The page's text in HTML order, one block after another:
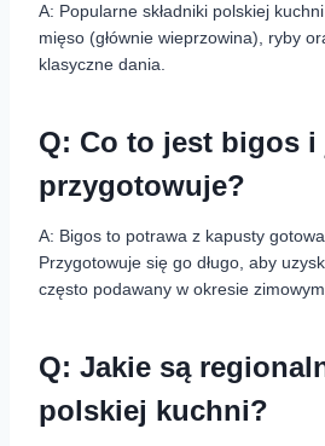
A: Popularne składniki polskiej
mięso (głównie wieprzowina), ryby
klasyczne dania.
Q: Co to jest bigos i
przygotowuje?
A: Bigos to potrawa z kapusty
Przygotowuje się go długo, aby
często podawany w okresie
Q: Jakie są
polskiej kuchni?